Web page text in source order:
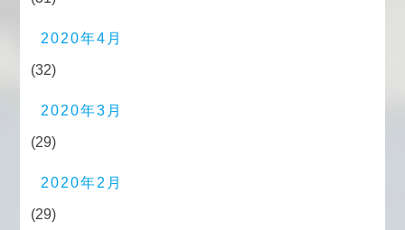
2020年4月
(32)
2020年3月
(29)
2020年2月
(29)